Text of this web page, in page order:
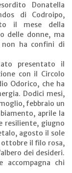
Donatella
di Codroipo,
il mese della
delle donne, ma
non ha confini di
presentato il
con il Circolo
Odorico, che ha
Dodici mesi,
febbraio un
aprile la
resiliente, giugno
agosto il sole
il filo rosa,
dei desideri.
accompagna chi